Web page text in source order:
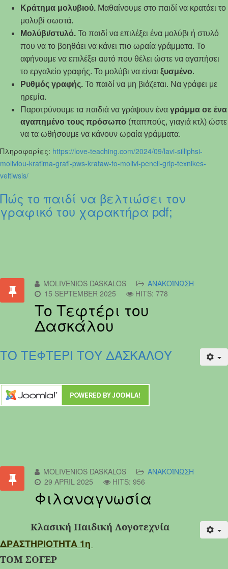
Κράτημα μολυβιού. Μαθαίνουμε στο παιδί να κρατάει το
μολυβί σωστά.
Μολύβι/στυλό. Το παιδί να επιλέξει ένα μολύβι ή στυλό
που να το βοηθάει να κάνει πιο ωραία γράμματα. Το
αφήνουμε να επιλέξει αυτό που θέλει ώστε να αγαπήσει
το εργαλείο γραφής. Το μολύβι να είναι ξυσμένο.
Ρυθμός γραφής. Το παιδί να μη βιάζεται. Να γράφει με
ηρεμία.
Παροτρύνουμε τα παιδιά να γράψουν ένα γράμμα σε ένα
αγαπημένο τους πρόσωπο (παππούς, γιαγιά κτλ) ώστε
να τα ωθήσουμε να κάνουν ωραία γράμματα.
Πληροφορίες: https://love-teaching.com/2024/09/lavi-silliphsi-
moliviou-kratima-grafi-pws-krataw-to-molivi-pencil-grip-texnikes-
veltiwsis/
Πώς το παιδί να βελτιώσει τον
γραφικό του χαρακτήρα pdf;
MOLIVENIOS DASKALOS
ΑΝΑΚΟΊΝΩΣΗ
15 SEPTEMBER 2025
HITS: 778
Το Τεφτέρι του
Δασκάλου
ΤΟ ΤΕΦΤΕΡΙ ΤΟΥ ΔΑΣΚΑΛΟΥ
MOLIVENIOS DASKALOS
ΑΝΑΚΟΊΝΩΣΗ
29 APRIL 2025
HITS: 956
Φιλαναγνωσία
Κλασική Παιδική Λογοτεχνία
ΔΡΑΣΤΗΡΙΟΤΗΤΑ 1η
ΤΟΜ ΣΟΓΕΡ